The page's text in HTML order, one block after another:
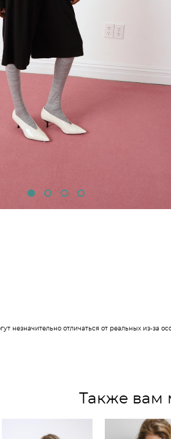
незначительно отличаться от реальных из-
Также вам